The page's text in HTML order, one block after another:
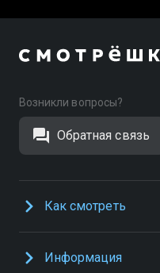
Возникли вопросы?
Обратная связь
Как смотреть
Информация